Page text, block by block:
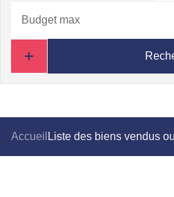
Accueil Liste des biens vendus